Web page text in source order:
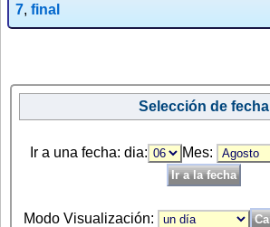
7, final
Selección de fecha
Ir a una fecha: dia: Mes:
Modo Visualización: